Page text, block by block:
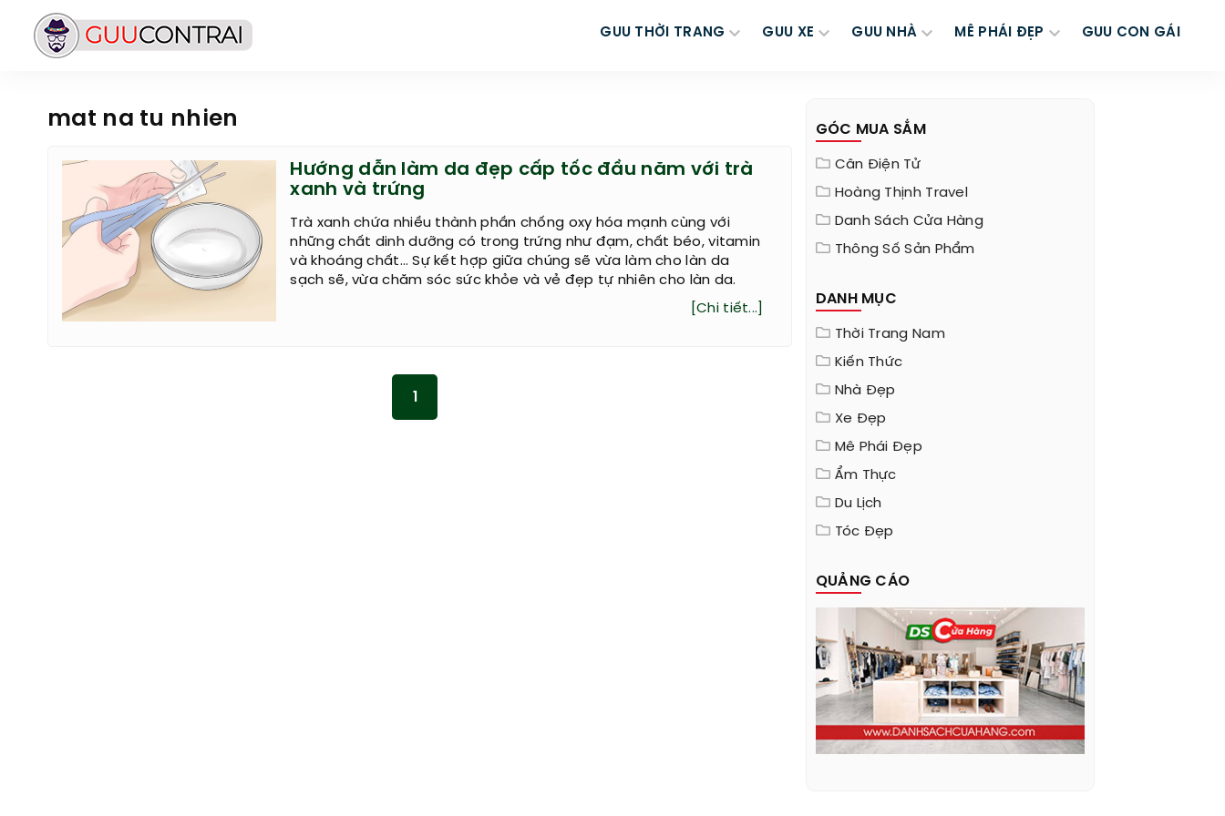
GUU THỜI TRANG GUU XE GUU NHÀ MÊ PHÁI ĐẸP GUU CON GÁI
mat na tu nhien
Hướng dẫn làm da đẹp cấp tốc đầu năm với trà
xanh và trứng
Trà xanh chứa nhiều thành phần chống oxy hóa mạnh cùng với
những chất dinh dưỡng có trong trứng như đạm, chất béo, vitamin
và khoáng chất… Sự kết hợp giữa chúng sẽ vừa làm cho làn da
sạch sẽ, vừa chăm sóc sức khỏe và vẻ đẹp tự nhiên cho làn da.
[Chi tiết...]
GÓC MUA SẮM
Cân Điện Tử
Hoàng Thịnh Travel
Danh Sách Cửa Hàng
Thông Số Sản Phẩm
DANH MỤC
Thời Trang Nam
Kiến Thức
Nhà Đẹp
Xe Đẹp
Mê Phái Đẹp
Ẩm Thực
Du Lịch
Tóc Đẹp
QUẢNG CÁO